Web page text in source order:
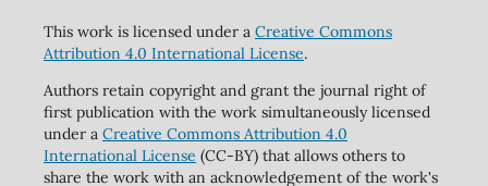
This work is licensed under a Creative Commons
Attribution 4.0 International License.
Authors retain copyright and grant the journal right of
first publication with the work simultaneously licensed
under a Creative Commons Attribution 4.0
International License (CC-BY) that allows others to
share the work with an acknowledgement of the work's